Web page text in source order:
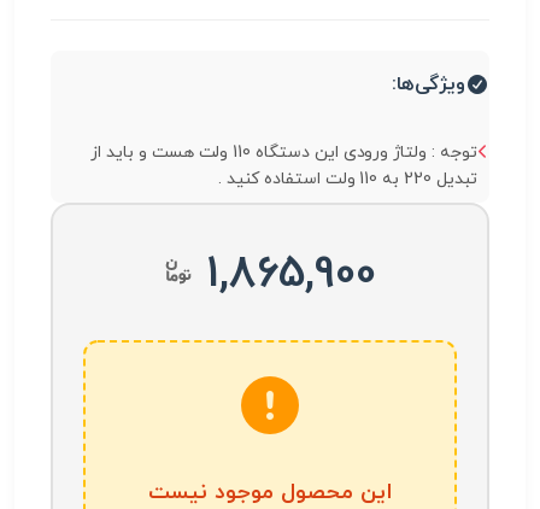
ویژگی‌ها:
توجه : ولتاژ ورودی این دستگاه 110 ولت هست و باید از
تبدیل 220 به 110 ولت استفاده کنید .
1,865,900
این محصول موجود نیست